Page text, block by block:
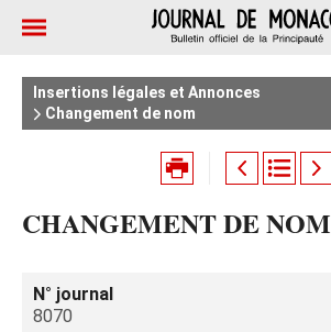
Insertions légales et Annonces
Changement de nom
CHANGEMENT DE NOM
N° journal
8070